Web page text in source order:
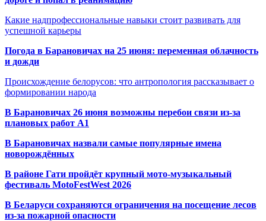
Какие надпрофессиональные навыки стоит развивать для
успешной карьеры
Погода в Барановичах на 25 июня: переменная облачность
и дожди
Происхождение белорусов: что антропология рассказывает о
формировании народа
В Барановичах 26 июня возможны перебои связи из-за
плановых работ A1
В Барановичах назвали самые популярные имена
новорождённых
В районе Гати пройдёт крупный мото-музыкальный
фестиваль MotoFestWest 2026
В Беларуси сохраняются ограничения на посещение лесов
из-за пожарной опасности